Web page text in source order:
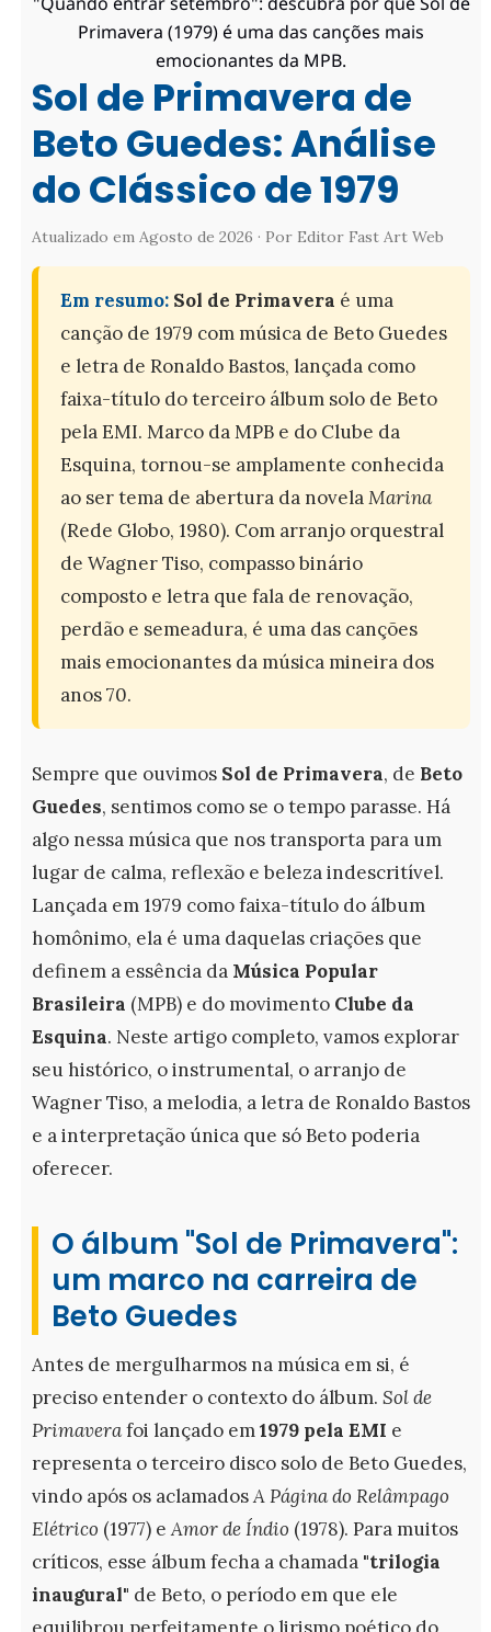
Primavera (1979) é uma das canções mais
emocionantes da MPB.
Sol de Primavera de
Beto Guedes: Análise
do Clássico de 1979
Atualizado em Agosto de 2026 · Por Editor Fast Art Web
Em resumo: Sol de Primavera é uma
canção de 1979 com música de Beto Guedes
e letra de Ronaldo Bastos, lançada como
faixa-título do terceiro álbum solo de Beto
pela EMI. Marco da MPB e do Clube da
Esquina, tornou-se amplamente conhecida
ao ser tema de abertura da novelaMarina
(Rede Globo, 1980). Com arranjo orquestral
de Wagner Tiso, compasso binário
composto e letra que fala de renovação,
perdão e semeadura, é uma das canções
mais emocionantes da música mineira dos
anos 70.
Sempre que ouvimos Sol de Primavera, de Beto
Guedes, sentimos como se o tempo parasse. Há
algo nessa música que nos transporta para um
lugar de calma, reflexão e beleza indescritível.
Lançada em 1979 como faixa-título do álbum
homônimo, ela é uma daquelas criações que
definem a essência da Música Popular
Brasileira (MPB) e do movimento Clube da
Esquina. Neste artigo completo, vamos explorar
seu histórico, o instrumental, o arranjo de
Wagner Tiso, a melodia, a letra de Ronaldo Bastos
e a interpretação única que só Beto poderia
oferecer.
O álbum "Sol de Primavera":
um marco na carreira de
Beto Guedes
Antes de mergulharmos na música em si, é
preciso entender o contexto do álbum. Sol de
Primaverafoi lançado em1979 pela EMI e
representa o terceiro disco solo de Beto Guedes,
vindo após os aclamadosA Página do Relâmpago
Elétrico (1977) eAmor de Índio (1978). Para muitos
críticos, esse álbum fecha a chamada "trilogia
inaugural" de Beto, o período em que ele